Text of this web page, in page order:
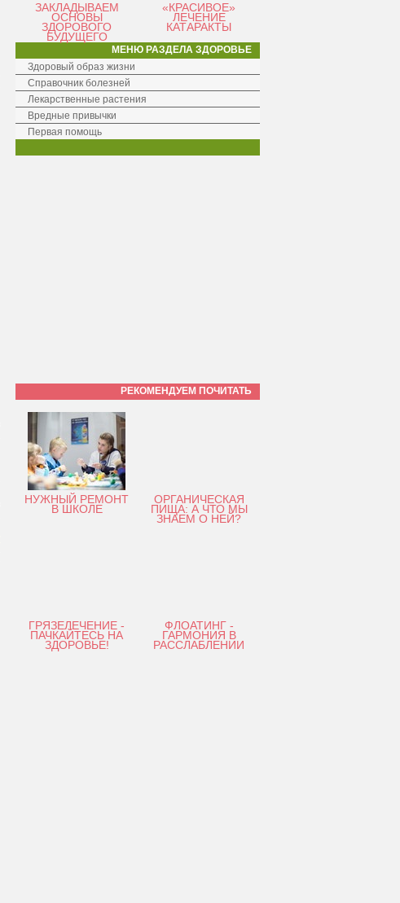
ЗАКЛАДЫВАЕМ
ОСНОВЫ
ЗДОРОВОГО
БУДУЩЕГО
«КРАСИВОЕ»
ЛЕЧЕНИЕ
КАТАРАКТЫ
МЕНЮ РАЗДЕЛА ЗДОРОВЬЕ
Здоровый образ жизни
Справочник болезней
Лекарственные растения
Вредные привычки
Первая помощь
РЕКОМЕНДУЕМ ПОЧИТАТЬ
НУЖНЫЙ РЕМОНТ
В ШКОЛЕ
ОРГАНИЧЕСКАЯ
ПИЩА: А ЧТО МЫ
ЗНАЕМ О НЕЙ?
ГРЯЗЕЛЕЧЕНИЕ -
ПАЧКАЙТЕСЬ НА
ЗДОРОВЬЕ!
ФЛОАТИНГ -
ГАРМОНИЯ В
РАССЛАБЛЕНИИ